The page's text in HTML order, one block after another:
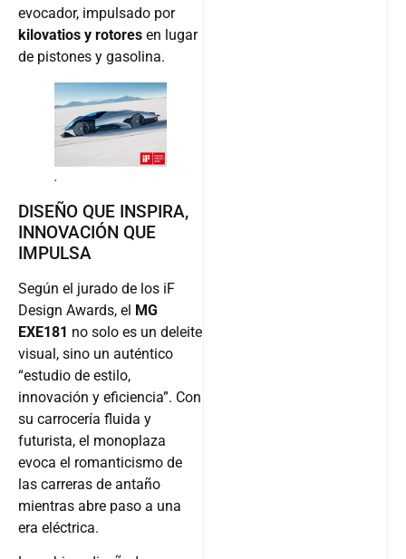
evocador, impulsado por
kilovatios y rotores en lugar
de pistones y gasolina.
.
DISEÑO QUE INSPIRA,
INNOVACIÓN QUE
IMPULSA
Según el jurado de los iF
Design Awards, el MG
EXE181 no solo es un deleite
visual, sino un auténtico
“estudio de estilo,
innovación y eficiencia”. Con
su carrocería fluida y
futurista, el monoplaza
evoca el romanticismo de
las carreras de antaño
mientras abre paso a una
era eléctrica.